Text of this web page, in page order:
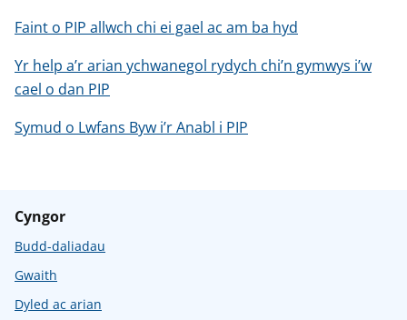
Faint o PIP allwch chi ei gael ac am ba hyd
Yr help a’r arian ychwanegol rydych chi’n gymwys i’w
cael o dan PIP
Symud o Lwfans Byw i’r Anabl i PIP
Cyngor
Budd-daliadau
Gwaith
Dyled ac arian